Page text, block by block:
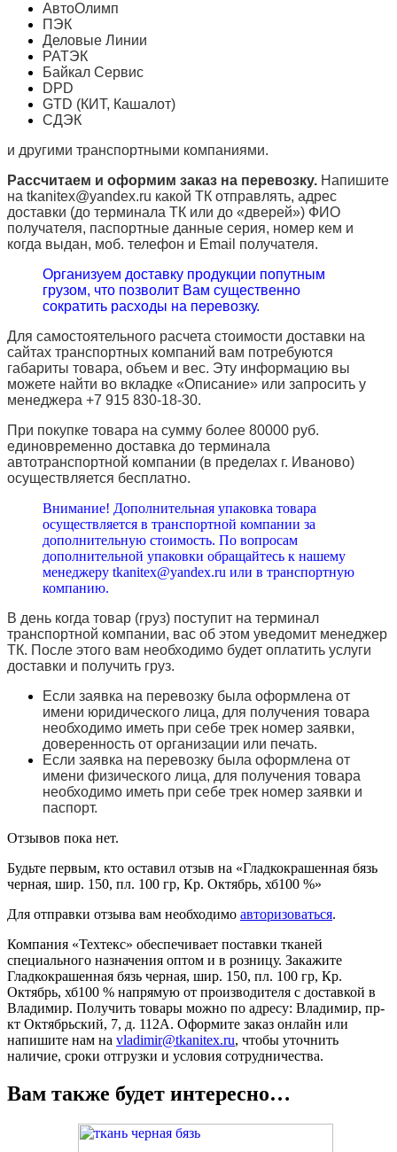
АвтоОлимп
ПЭК
Деловые Линии
РАТЭК
Байкал Сервис
DPD
GTD (КИТ, Кашалот)
СДЭК
и другими транспортными компаниями.
Рассчитаем и оформим заказ на перевозку. Напишите
на tkanitex@yandex.ru какой ТК отправлять, адрес
доставки (до терминала ТК или до «дверей») ФИО
получателя, паспортные данные серия, номер кем и
когда выдан, моб. телефон и Email получателя.
Организуем доставку продукции попутным
грузом, что позволит Вам существенно
сократить расходы на перевозку.
Для самостоятельного расчета стоимости доставки на
сайтах транспортных компаний вам потребуются
габариты товара, объем и вес. Эту информацию вы
можете найти во вкладке «Описание» или запросить у
менеджера +7 915 830-18-30.
При покупке товара на сумму более 80000 руб.
единовременно доставка до терминала
автотранспортной компании (в пределах г. Иваново)
осуществляется бесплатно.
Внимание! Дополнительная упаковка товара
осуществляется в транспортной компании за
дополнительную стоимость. По вопросам
дополнительной упаковки обращайтесь к нашему
менеджеру tkanitex@yandex.ru или в транспортную
компанию.
В день когда товар (груз) поступит на терминал
транспортной компании, вас об этом уведомит менеджер
ТК. После этого вам необходимо будет оплатить услуги
доставки и получить груз.
Если заявка на перевозку была оформлена от
имени юридического лица, для получения товара
необходимо иметь при себе трек номер заявки,
доверенность от организации или печать.
Если заявка на перевозку была оформлена от
имени физического лица, для получения товара
необходимо иметь при себе трек номер заявки и
паспорт.
Отзывов пока нет.
Будьте первым, кто оставил отзыв на «Гладкокрашенная бязь
черная, шир. 150, пл. 100 гр, Кр. Октябрь, хб100 %»
Для отправки отзыва вам необходимо авторизоваться.
Компания «Техтекс» обеспечивает поставки тканей
специального назначения оптом и в розницу. Закажите
Гладкокрашенная бязь черная, шир. 150, пл. 100 гр, Кр.
Октябрь, хб100 % напрямую от производителя с доставкой в
Владимир. Получить товары можно по адресу: Владимир, пр-
кт Октябрьский, 7, д. 112А. Оформите заказ онлайн или
напишите нам на vladimir@tkanitex.ru, чтобы уточнить
наличие, сроки отгрузки и условия сотрудничества.
Вам также будет интересно…